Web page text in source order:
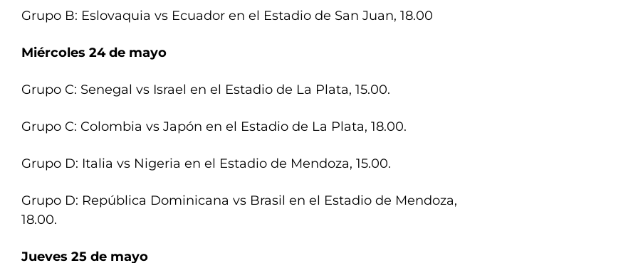
Grupo B: Eslovaquia vs Ecuador en el Estadio de San Juan, 18.00
Miércoles 24 de mayo
Grupo C: Senegal vs Israel en el Estadio de La Plata, 15.00.
Grupo C: Colombia vs Japón en el Estadio de La Plata, 18.00.
Grupo D: Italia vs Nigeria en el Estadio de Mendoza, 15.00.
Grupo D: República Dominicana vs Brasil en el Estadio de Mendoza,
18.00.
Jueves 25 de mayo